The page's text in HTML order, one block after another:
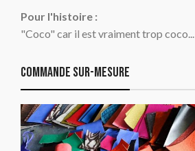
Pour l'histoire :
"Coco" car il est vraiment trop coco...
Commande sur-mesure